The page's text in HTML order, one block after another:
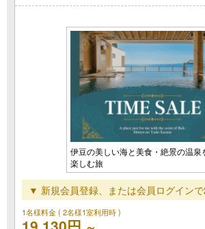
伊豆の美しい海と美食・絶景の温泉
楽しむ旅
▼ 新規会員登録、または会員ログイン
1名様料金( 2名様1室利用時 )